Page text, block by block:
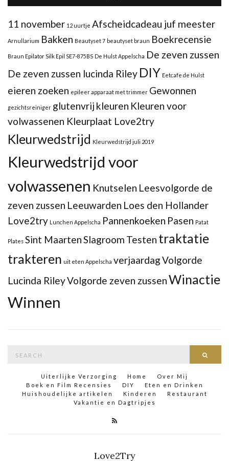
11 november 12 uurtje Afscheidcadeau juf meester
Arnullarium Bakken Beautyset 7 beautyset braun Boekrecensie
Braun Epilator Silk Epil SE7-875BS De Hulst Appelscha De zeven zussen
De zeven zussen lucinda Riley DIY Eetcafe de Hulst
eieren zoeken epileer apparaat met trimmer Gewonnen
gezichtsreiniger glutenvrij kleuren Kleuren voor
volwassenen Kleurplaat Love2try
Kleurwedstrijd Kleurwedstrijd juli 2019
Kleurwedstrijd voor
volwassenen Knutselen Leesvolgorde de
zeven zussen Leeuwarden Loes den Hollander
Love2try Lunchen Appelscha Pannenkoeken Pasen Patat
Plates Sint MaartenSlagroom Testen traktatie
trakteren uit eten Appelscha verjaardagVolgorde
Lucinda RileyVolgorde zeven zussenWinactie
Winnen
Uiterlijke Verzorging Home
Over Mij
Boek en Film Recensies
DIY
Eten en Drinken
Huishoudelijke artikelen
Kinderen
Restaurant
Vakantie en Dagtripjes
Love2Try